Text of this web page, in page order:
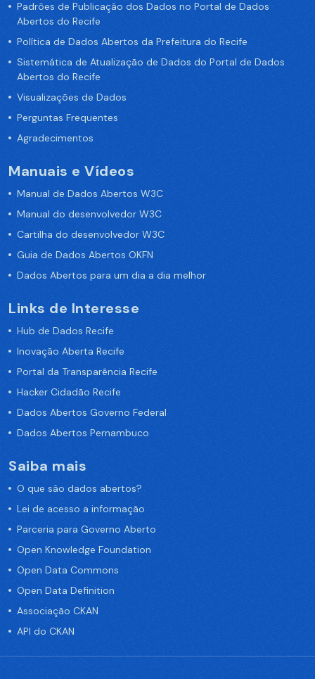
Padrões de Publicação dos Dados no Portal de Dados
Abertos do Recife
Política de Dados Abertos da Prefeitura do Recife
Sistemática de Atualização de Dados do Portal de Dados
Abertos do Recife
Visualizações de Dados
Perguntas Frequentes
Agradecimentos
Manuais e Vídeos
Manual de Dados Abertos W3C
Manual do desenvolvedor W3C
Cartilha do desenvolvedor W3C
Guia de Dados Abertos OKFN
Dados Abertos para um dia a dia melhor
Links de Interesse
Hub de Dados Recife
Inovação Aberta Recife
Portal da Transparência Recife
Hacker Cidadão Recife
Dados Abertos Governo Federal
Dados Abertos Pernambuco
Saiba mais
O que são dados abertos?
Lei de acesso a informação
Parceria para Governo Aberto
Open Knowledge Foundation
Open Data Commons
Open Data Definition
Associação CKAN
API do CKAN